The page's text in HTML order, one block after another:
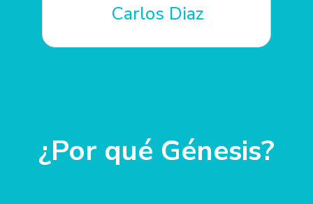
Carlos Diaz
¿Por qué Génesis?